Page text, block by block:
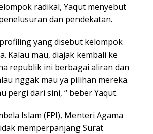
radikal, Yaqut menyebut
dan pendekatan.
yang disebut kelompok
Kalau mau, diajak kembali ke
republik ini berbagai aliran dan
nggak mau ya pilihan mereka.
pergi dari sini, “ beber Yaqut.
Islam (FPI), Menteri Agama
memperpanjang Surat